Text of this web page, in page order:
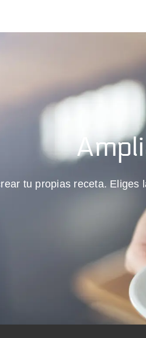
tu propias receta.